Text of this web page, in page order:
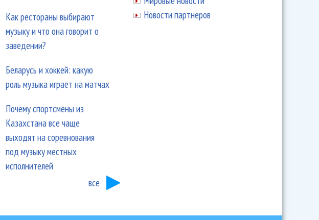
Как рестораны выбирают
музыку и что она говорит о
заведении?
Беларусь и хоккей: какую
роль музыка играет на матчах
Почему спортсмены из
Казахстана все чаще
выходят на соревнования
под музыку местных
исполнителей
все
Новости партнеров